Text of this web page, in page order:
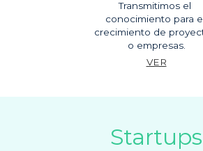
Transmitimos el
conocimiento para
crecimiento de
o empresas.
VER
Startups